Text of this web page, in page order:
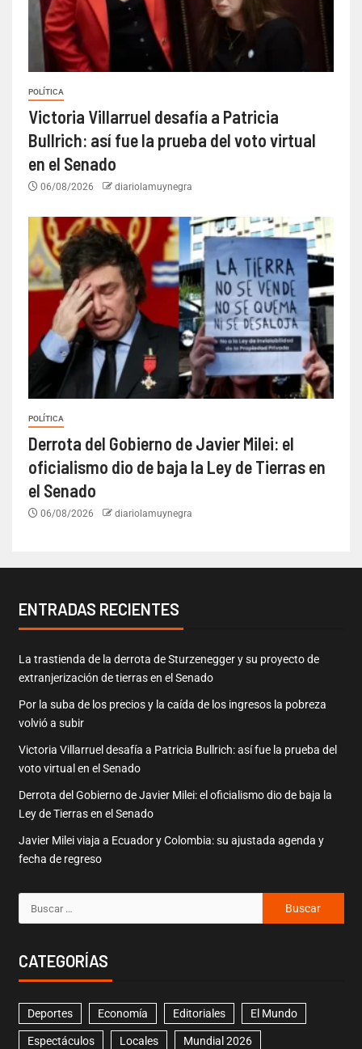
POLÍTICA
Victoria Villarruel desafía a Patricia
Bullrich: así fue la prueba del voto virtual
en el Senado
06/08/2026 diariolamuynegra
POLÍTICA
Derrota del Gobierno de Javier Milei: el
oficialismo dio de baja la Ley de Tierras en
el Senado
06/08/2026 diariolamuynegra
ENTRADAS RECIENTES
La trastienda de la derrota de Sturzenegger y su proyecto de
extranjerización de tierras en el Senado
Por la suba de los precios y la caída de los ingresos la pobreza
volvió a subir
Victoria Villarruel desafía a Patricia Bullrich: así fue la prueba del
voto virtual en el Senado
Derrota del Gobierno de Javier Milei: el oficialismo dio de baja la
Ley de Tierras en el Senado
Javier Milei viaja a Ecuador y Colombia: su ajustada agenda y
fecha de regreso
CATEGORÍAS
Deportes Economía Editoriales El Mundo
Espectáculos Locales Mundial 2026